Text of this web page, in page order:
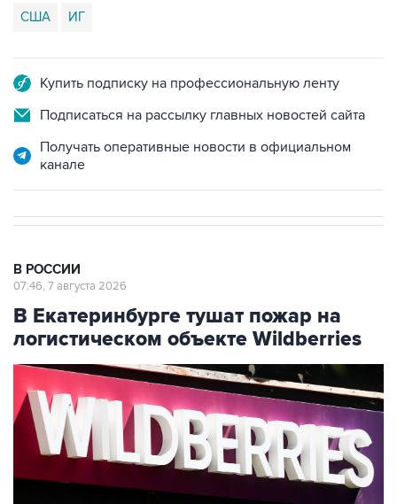
Подписаться на рассылку главных новостей сайта
Получать оперативные новости в официальном
В Екатеринбурге тушат пожар на
логистическом объекте Wildberries